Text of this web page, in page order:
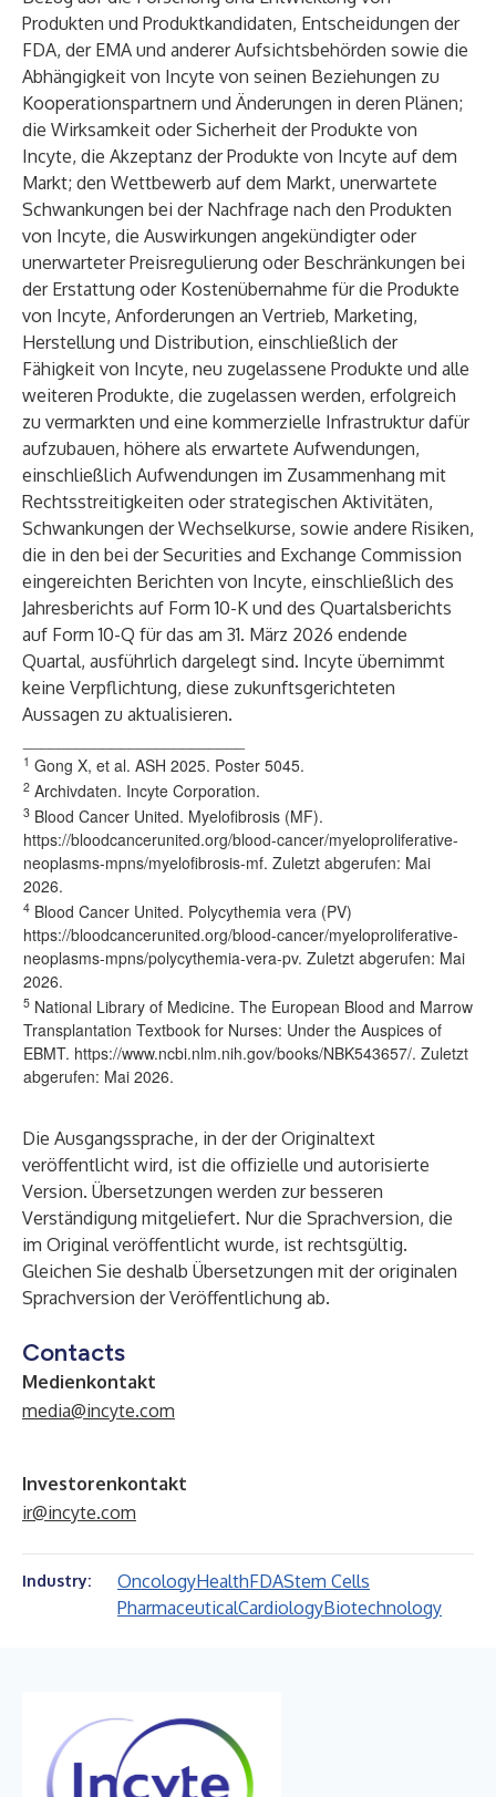
Produkten und Produktkandidaten, Entscheidungen der
FDA, der EMA und anderer Aufsichtsbehörden sowie die
Abhängigkeit von Incyte von seinen Beziehungen zu
Kooperationspartnern und Änderungen in deren Plänen;
die Wirksamkeit oder Sicherheit der Produkte von
Incyte, die Akzeptanz der Produkte von Incyte auf dem
Markt; den Wettbewerb auf dem Markt, unerwartete
Schwankungen bei der Nachfrage nach den Produkten
von Incyte, die Auswirkungen angekündigter oder
unerwarteter Preisregulierung oder Beschränkungen bei
der Erstattung oder Kostenübernahme für die Produkte
von Incyte, Anforderungen an Vertrieb, Marketing,
Herstellung und Distribution, einschließlich der
Fähigkeit von Incyte, neu zugelassene Produkte und alle
weiteren Produkte, die zugelassen werden, erfolgreich
zu vermarkten und eine kommerzielle Infrastruktur dafür
aufzubauen, höhere als erwartete Aufwendungen,
einschließlich Aufwendungen im Zusammenhang mit
Rechtsstreitigkeiten oder strategischen Aktivitäten,
Schwankungen der Wechselkurse, sowie andere Risiken,
die in den bei der Securities and Exchange Commission
eingereichten Berichten von Incyte, einschließlich des
Jahresberichts auf Form 10-K und des Quartalsberichts
auf Form 10-Q für das am 31. März 2026 endende
Quartal, ausführlich dargelegt sind. Incyte übernimmt
keine Verpflichtung, diese zukunftsgerichteten
Aussagen zu aktualisieren.
1 Gong X, et al. ASH 2025. Poster 5045.
2 Archivdaten. Incyte Corporation.
3 Blood Cancer United. Myelofibrosis (MF).
https://bloodcancerunited.org/blood-cancer/myeloproliferative-
neoplasms-mpns/myelofibrosis-mf. Zuletzt abgerufen: Mai
2026.
4 Blood Cancer United. Polycythemia vera (PV)
https://bloodcancerunited.org/blood-cancer/myeloproliferative-
neoplasms-mpns/polycythemia-vera-pv. Zuletzt abgerufen: Mai
2026.
5 National Library of Medicine. The European Blood and Marrow
Transplantation Textbook for Nurses: Under the Auspices of
EBMT. https://www.ncbi.nlm.nih.gov/books/NBK543657/. Zuletzt
abgerufen: Mai 2026.
Die Ausgangssprache, in der der Originaltext
veröffentlicht wird, ist die offizielle und autorisierte
Version. Übersetzungen werden zur besseren
Verständigung mitgeliefert. Nur die Sprachversion, die
im Original veröffentlicht wurde, ist rechtsgültig.
Gleichen Sie deshalb Übersetzungen mit der originalen
Sprachversion der Veröffentlichung ab.
Contacts
Medienkontakt
media@incyte.com
Investorenkontakt
ir@incyte.com
Industry: OncologyHealthFDAStem Cells
PharmaceuticalCardiologyBiotechnology